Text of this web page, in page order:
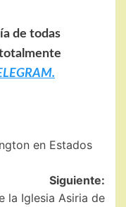
de todas
en Estados
Siguiente:
la Iglesia Asiria de